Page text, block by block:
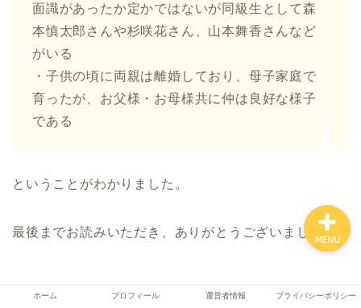
面識があったか定かではないが同級生として森
本慎太郎さんや杉咲花さん、山本舞香さんなど
がいる
・子供の頃に両親は離婚しており、母子家庭で
育ったが、お父様・お母様共に仲は良好な様子
である
ということがわかりました。
最後までお読みいただき、ありがとうございました。
ホーム プロフィール 運営者情報 プライバシーポリシー
MENU
ホーム
運営者情報